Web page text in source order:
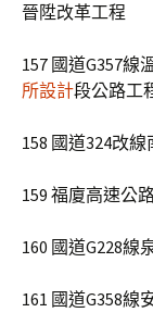
晉陞改革工程
157 國道G357
所設計段公路工
158 國道324改
159 福廈高速公
160 國道G228
161 國道G358線